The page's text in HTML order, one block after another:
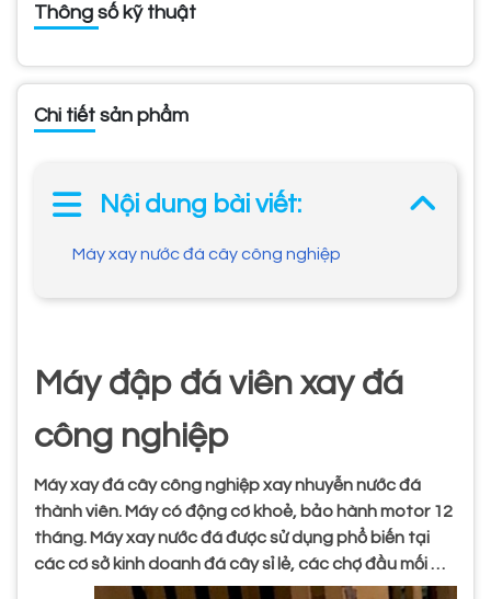
Thông số kỹ thuật
Chi tiết sản phẩm
Nội dung bài viết:
Máy xay nước đá cây công nghiệp
Máy đập đá viên xay đá
công nghiệp
Máy xay đá cây công nghiệp xay nhuyễn nước đá
thành viên. Máy có động cơ khoẻ, bảo hành motor 12
tháng. Máy xay nước đá được sử dụng phổ biến tại
các cơ sở kinh doanh đá cây sỉ lẻ, các chợ đầu mối …